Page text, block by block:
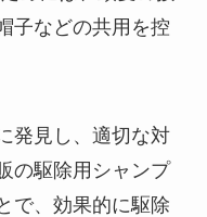
子などの共用を控
発見し、適切な対
の駆除用シャンプ
で、効果的に駆除